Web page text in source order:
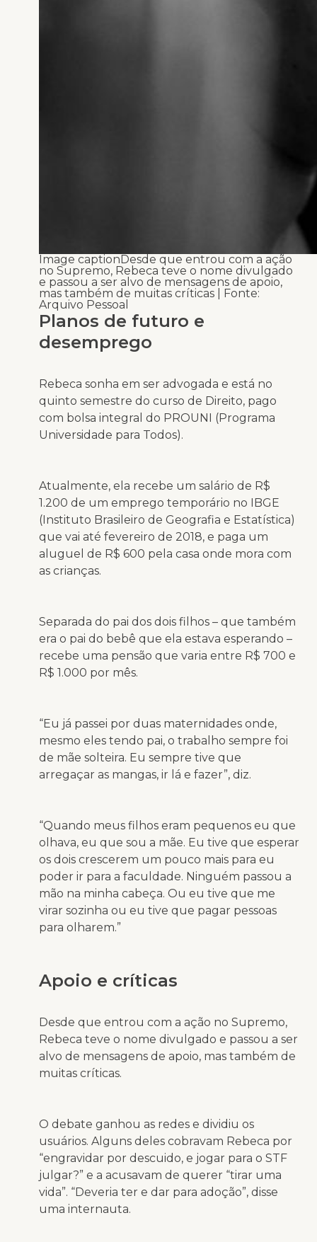
Image captionDesde que entrou com a ação
no Supremo, Rebeca teve o nome divulgado
e passou a ser alvo de mensagens de apoio,
mas também de muitas críticas | Fonte:
Arquivo Pessoal
Planos de futuro e
desemprego
Rebeca sonha em ser advogada e está no
quinto semestre do curso de Direito, pago
com bolsa integral do PROUNI (Programa
Universidade para Todos).
Atualmente, ela recebe um salário de R$
1.200 de um emprego temporário no IBGE
(Instituto Brasileiro de Geografia e Estatística)
que vai até fevereiro de 2018, e paga um
aluguel de R$ 600 pela casa onde mora com
as crianças.
Separada do pai dos dois filhos – que também
era o pai do bebê que ela estava esperando –
recebe uma pensão que varia entre R$ 700 e
R$ 1.000 por mês.
“Eu já passei por duas maternidades onde,
mesmo eles tendo pai, o trabalho sempre foi
de mãe solteira. Eu sempre tive que
arregaçar as mangas, ir lá e fazer”, diz.
“Quando meus filhos eram pequenos eu que
olhava, eu que sou a mãe. Eu tive que esperar
os dois crescerem um pouco mais para eu
poder ir para a faculdade. Ninguém passou a
mão na minha cabeça. Ou eu tive que me
virar sozinha ou eu tive que pagar pessoas
para olharem.”
Apoio e críticas
Desde que entrou com a ação no Supremo,
Rebeca teve o nome divulgado e passou a ser
alvo de mensagens de apoio, mas também de
muitas críticas.
O debate ganhou as redes e dividiu os
usuários. Alguns deles cobravam Rebeca por
“engravidar por descuido, e jogar para o STF
julgar?” e a acusavam de querer “tirar uma
vida”. “Deveria ter e dar para adoção”, disse
uma internauta.